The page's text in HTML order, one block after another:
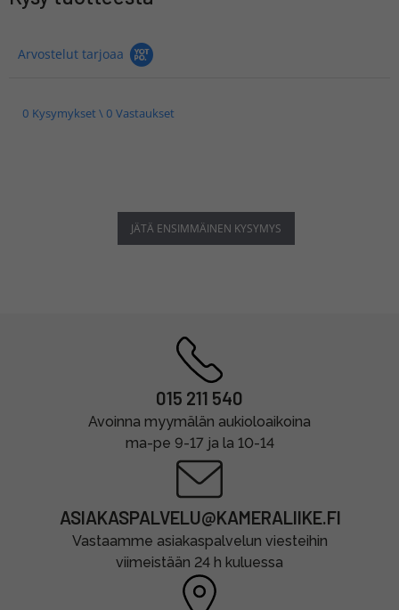
Arvostelut tarjoaa
0 Kysymykset \ 0 Vastaukset
JÄTÄ ENSIMMÄINEN KYSYMYS
015 211 540
Avoinna myymälän aukioloaikoina
ma-pe 9-17 ja la 10-14
ASIAKASPALVELU@KAMERALIIKE.FI
Vastaamme asiakaspalvelun viesteihin
viimeistään 24 h kuluessa